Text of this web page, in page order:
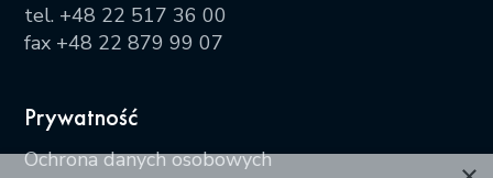
tel. +48 22 517 36 00
fax +48 22 879 99 07
Prywatność
Ochrona danych osobowych